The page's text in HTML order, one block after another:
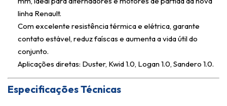
linha Renault.
Com excelente resistência térmica e elétrica, garante
contato estável, reduz faíscas e aumenta a vida útil do
conjunto.
Aplicações diretas: Duster, Kwid 1.0, Logan 1.0, Sandero 1.0.
Especificações Técnicas